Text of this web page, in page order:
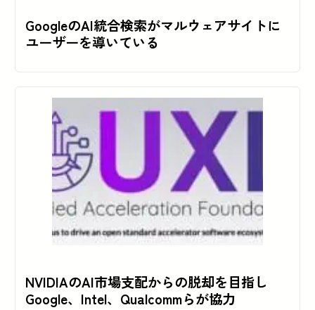
GoogleのAI統合検索がマルウェアサイトに
ユーザーを導いている
NVIDIAのAI市場支配からの脱却を目指し
Google、Intel、Qualcommらが協力